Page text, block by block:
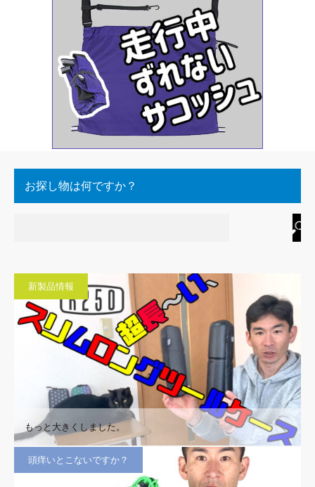
お探し物は何ですか？
新製品情報
もっと大きくしました。
頭痒いとこないですか？